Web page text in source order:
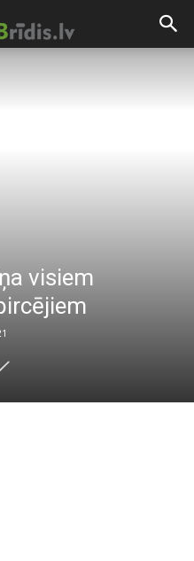
visiem